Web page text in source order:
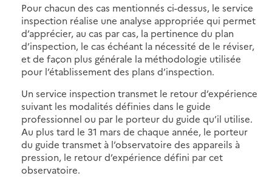
Pour chacun des cas mentionnés ci-dessus, le service
inspection réalise une analyse appropriée qui permet
d’apprécier, au cas par cas, la pertinence du plan
d’inspection, le cas échéant la nécessité de le réviser,
et de façon plus générale la méthodologie utilisée
pour l’établissement des plans d’inspection.
Un service inspection transmet le retour d’expérience
suivant les modalités définies dans le guide
professionnel ou par le porteur du guide qu’il utilise.
Au plus tard le 31 mars de chaque année, le porteur
du guide transmet à l’observatoire des appareils à
pression, le retour d’expérience défini par cet
observatoire.